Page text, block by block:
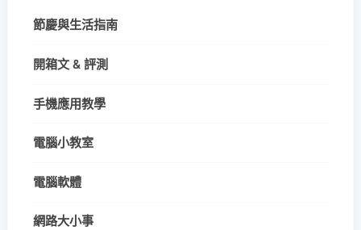
節慶與生活指南
開箱文 & 評測
手機應用教學
電腦小教室
電腦軟體
網路大小事